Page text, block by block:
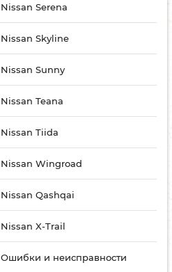
Nissan Serena
Nissan Skyline
Nissan Sunny
Nissan Teana
Nissan Tiida
Nissan Wingroad
Nissan Qashqai
Nissan X-Trail
Ошибки и неисправности